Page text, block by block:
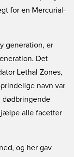
for en Mercurial-
generation, er
Det
Lethal Zones,
navn var
dødbringende
alle facetter
og her gav